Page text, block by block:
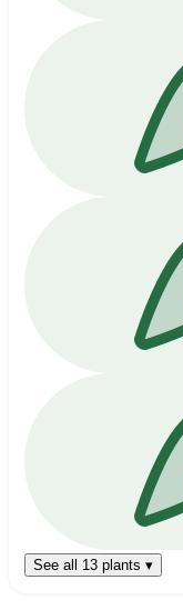
See all 13 plants ▾